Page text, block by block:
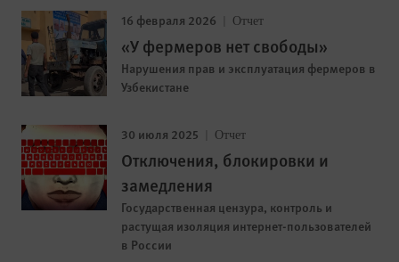
16 февраля 2026 Отчет
«У фермеров нет свободы»
Нарушения прав и эксплуатация фермеров в
Узбекистане
30 июля 2025 Отчет
Отключения, блокировки и
замедления
Государственная цензура, контроль и
растущая изоляция интернет-пользователей
в России